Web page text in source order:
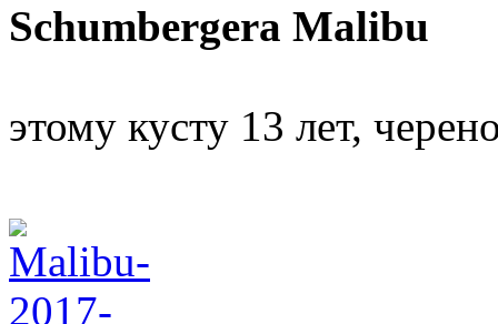
Schumbergera Malibu
этому кусту 13 лет,